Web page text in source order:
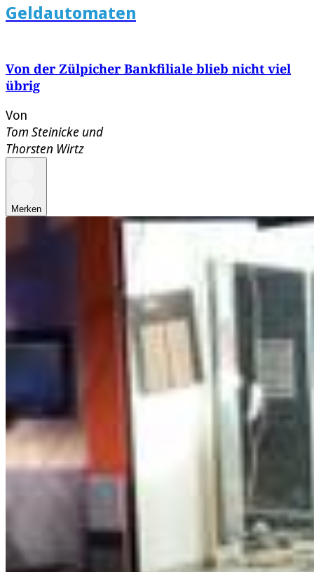
Geldautomaten
Von der Zülpicher Bankfiliale blieb nicht viel
übrig
Von
Tom Steinicke und
Thorsten Wirtz
Merken